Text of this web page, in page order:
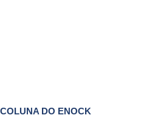
COLUNA DO ENOCK